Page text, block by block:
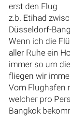
erst den Flug
z.b. Etihad
Düsseldorf-
Wenn ich die
aller Ruhe ein
immer so um
fliegen wir
Vom Flughafen
welcher pro
Bangkok